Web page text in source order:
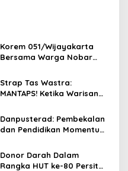
Korem 051/Wijayakarta
Bersama Warga Nobar
Pangkalan Ojek Jababeka
Strap Tas Wastra:
MANTAPS! Ketika Warisan
Paling Diburu Tahun 2026
Danpusterad: Pembekalan
dan Pendidikan Momentum
Karier
Donor Darah Dalam
Rangka HUT ke-80 Persit